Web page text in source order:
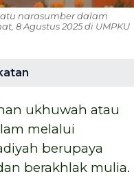
narasumber dalam
8 Agustus 2025 di UMPKU
ukhuwah atau
melalui
berupaya
berakhlak mulia.